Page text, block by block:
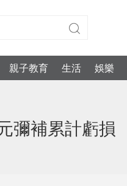
親子教育 生活 娛樂
彌補累計虧損